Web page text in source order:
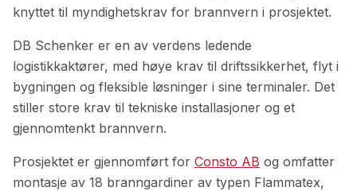
knyttet til myndighetskrav for brannvern i prosjektet.
DB Schenker er en av verdens ledende
logistikkaktører, med høye krav til driftssikkerhet, flyt i
bygningen og fleksible løsninger i sine terminaler. Det
stiller store krav til tekniske installasjoner og et
gjennomtenkt brannvern.
Prosjektet er gjennomført for Consto AB og omfatter
montasje av 18 branngardiner av typen Flammatex,